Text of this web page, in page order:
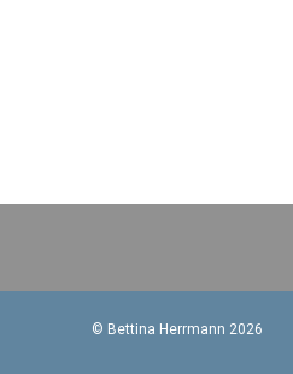
© Bettina Herrmann 2026